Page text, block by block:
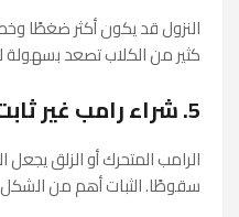
النزول قد يكون أكثر ضغطًا
كثير من الكلاب تصعد بسهولة
5. شراء رامب غير ثابت
الرامب المتحرك أو الزلق
سقوطًا. الثبات أهم من